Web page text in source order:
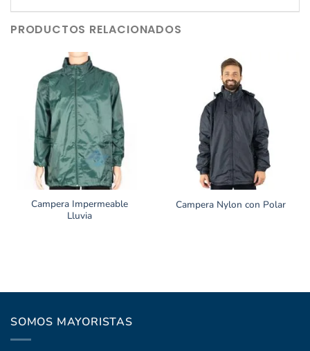
PRODUCTOS RELACIONADOS
Campera Impermeable
Lluvia
Campera Nylon con Polar
SOMOS MAYORISTAS